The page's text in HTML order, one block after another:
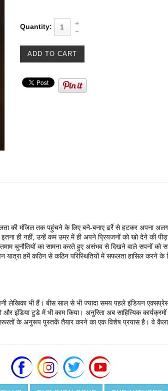
Quantity:
की मंजिल तक पहुंचने के लिए बने-बनाए ढर्रे से हटकर अपना
ही नहीं, उन्हें कम उम्र में ही अपने प्रियजनों को खो देने की
चुनौतियों का सामना करते हुए असंभव से दिखने वाले सपनों को
हमें कठिन से कठिन परिस्थितियों में सफलता हासिल करने के
लेखिका भी हैं। बीस साल से भी ज्यादा समय पहले इंडियन
इंडिया टुडे में भी काम किया। अनुरिता अब साहित्यिक
के अनुरूप पुस्तकें तैयार करने का एक विशेष प्रयास है। वे